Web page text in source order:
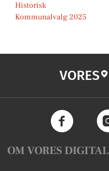
Historisk
Kommunalvalg 2025
VORES
OM VORES DIGITAL